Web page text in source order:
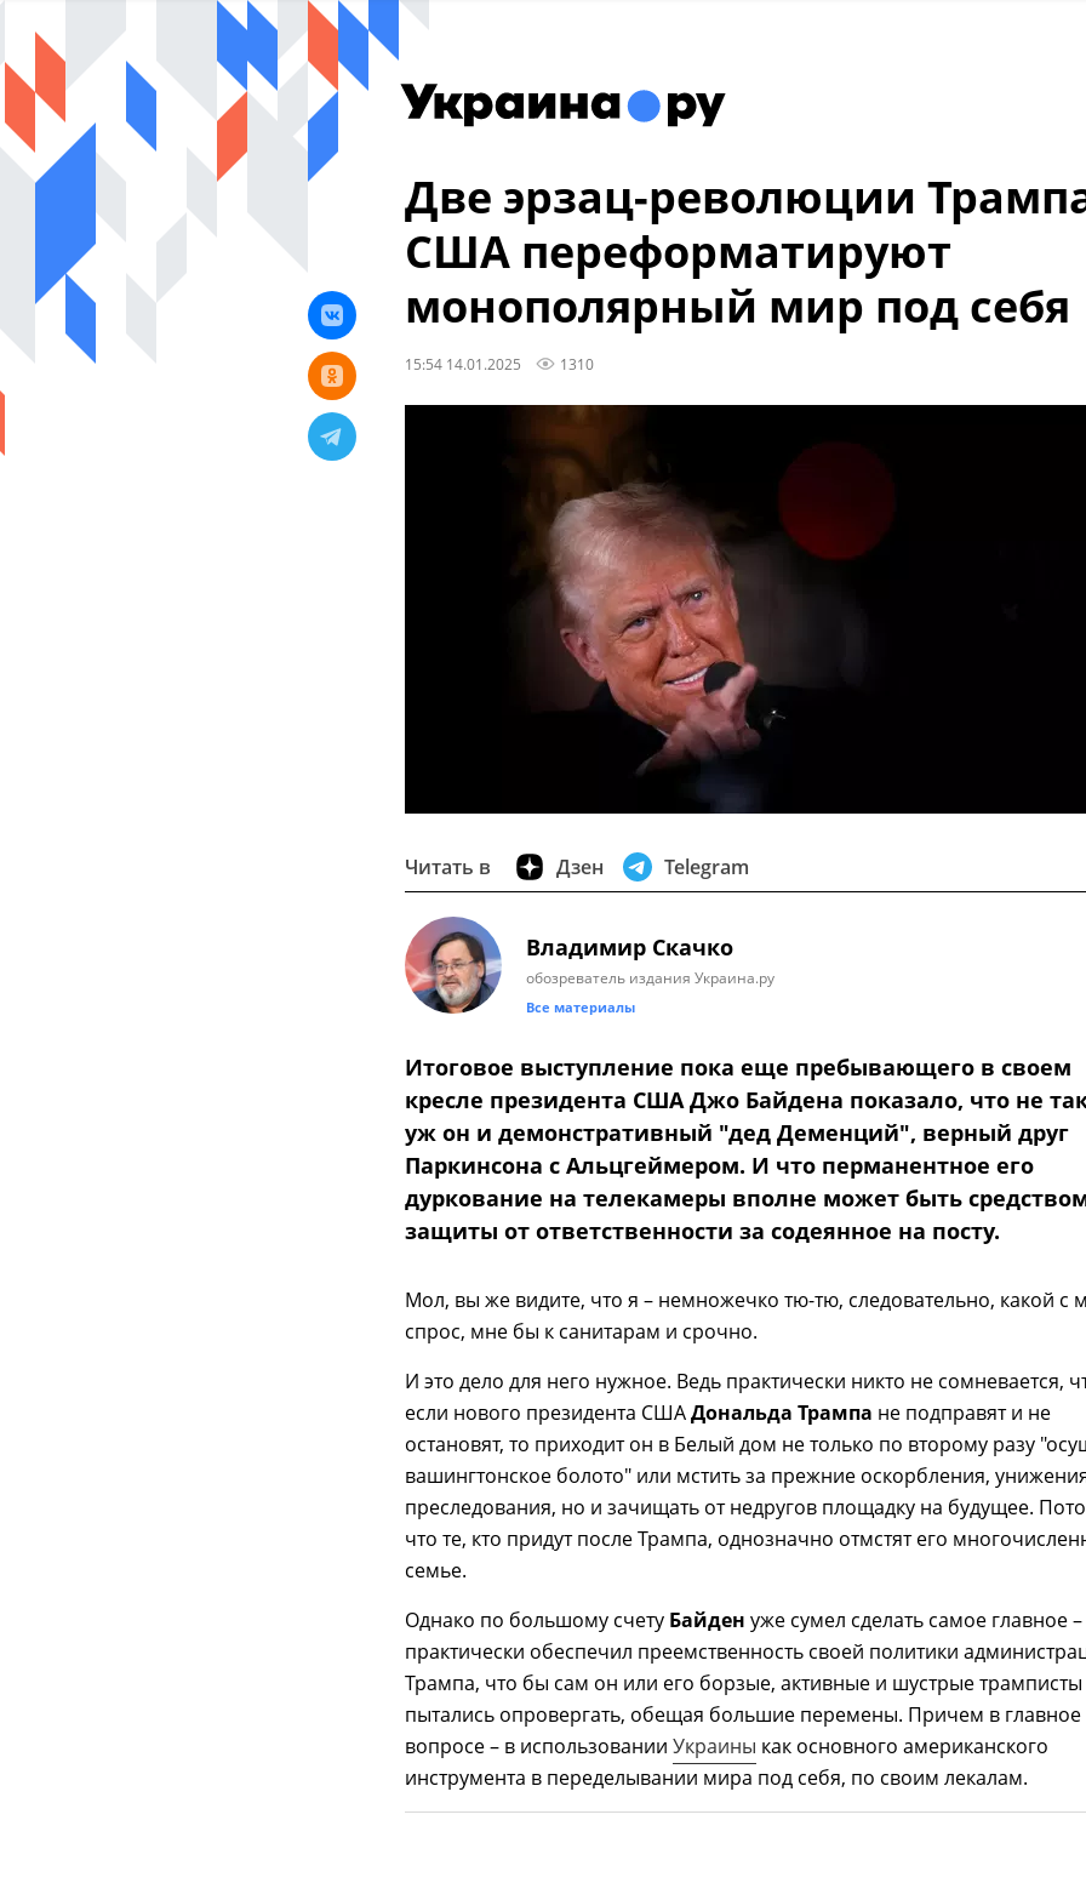
Две эрзац-революции
США переформатируют
монополярный мир под себя
15:54 14.01.2025 1310
Читать в Дзен Telegram
Владимир Скачко
обозреватель издания Украина.ру
Все материалы
Итоговое выступление пока еще пребывающего в своем
кресле президента США Джо Байдена показало, что не
уж он и демонстративный "дед Деменций", верный друг
Паркинсона с Альцгеймером. И что перманентное его
дуркование на телекамеры вполне может быть
защиты от ответственности за содеянное на посту.
Мол, вы же видите, что я – немножечко тю-тю, следовательно, какой с
спрос, мне бы к санитарам и срочно.
И это дело для него нужное. Ведь практически никто не сомневается,
если нового президента СШАДональда Трампа не подправят и не
остановят, то приходит он в Белый дом не только по второму разу
вашингтонское болото" или мстить за прежние оскорбления,
преследования, но и зачищать от недругов площадку на будущее.
что те, кто придут после Трампа, однозначно отмстят его
семье.
Однако по большому счету Байден уже сумел сделать самое главное
практически обеспечил преемственность своей политики
Трампа, что бы сам он или его борзые, активные и шустрые
пытались опровергать, обещая большие перемены. Причем в главное
вопросе – в использовании Украины как основного американского
инструмента в переделывании мира под себя, по своим лекалам.